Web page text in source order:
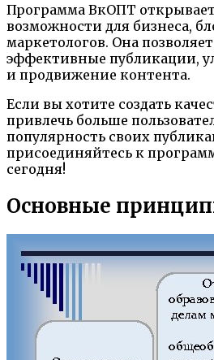
Программа ВкОПТ
возможности для бизнеса,
маркетологов. Она позволяет
эффективные публикации,
и продвижение контента.
Если вы хотите создать
привлечь больше
популярность своих
присоединяйтесь к
сегодня!
Основные